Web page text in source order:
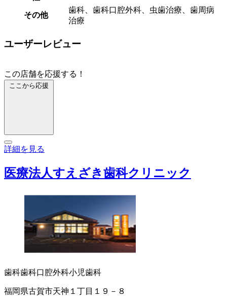
その他
歯科、歯科口腔外科、虫歯治療、歯周病
治療
ユーザーレビュー
この店舗を応援する！
ここから応援
詳細を見る
医療法人すえざき歯科クリニック
歯科歯科口腔外科小児歯科
福岡県古賀市天神１丁目１９－８